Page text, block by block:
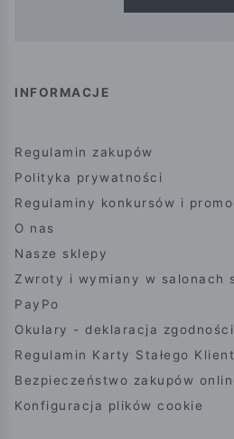
INFORMACJE
Regulamin zakupów
Polityka prywatności
Regulaminy konkursów i
O nas
Nasze sklepy
Zwroty i wymiany w salonach
PayPo
Okulary - deklaracja zgodności
Regulamin Karty Stałego
Bezpieczeństwo zakupów
Konfiguracja plików cookie